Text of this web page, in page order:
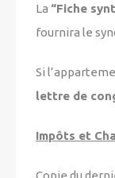
La “Fiche
fournira le
Si
lettre de
Impôts et
Copie du